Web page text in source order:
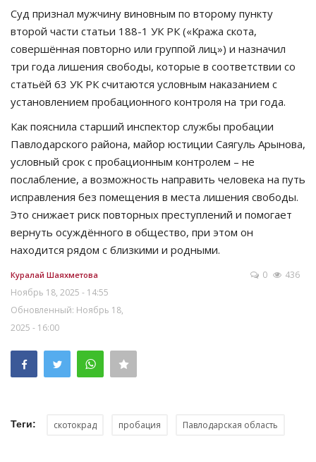
Суд признал мужчину виновным по второму пункту
второй части статьи 188-1 УК РК («Кража скота,
совершённая повторно или группой лиц») и назначил
три года лишения свободы, которые в соответствии со
статьёй 63 УК РК считаются условным наказанием с
установлением пробационного контроля на три года.
Как пояснила старший инспектор службы пробации
Павлодарского района, майор юстиции Саягуль Арынова,
условный срок с пробационным контролем – не
послабление, а возможность направить человека на путь
исправления без помещения в места лишения свободы.
Это снижает риск повторных преступлений и помогает
вернуть осуждённого в общество, при этом он
находится рядом с близкими и родными.
Куралай Шаяхметова
Ноябрь 18, 2025 - 14:55
Обновленный: Ноябрь 18,
2025 - 16:00
0 436
Теги: скотокрад пробация Павлодарская область